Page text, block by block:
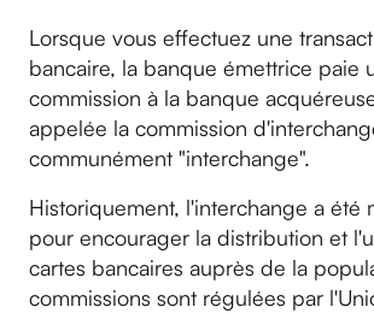
Lorsque vous effectuez une
bancaire, la banque émettrice paie
commission à la banque
appelée la commission
communément "interchange".
Historiquement, l'interchange a été
pour encourager la distribution et
cartes bancaires auprès de la
commissions sont régulées par